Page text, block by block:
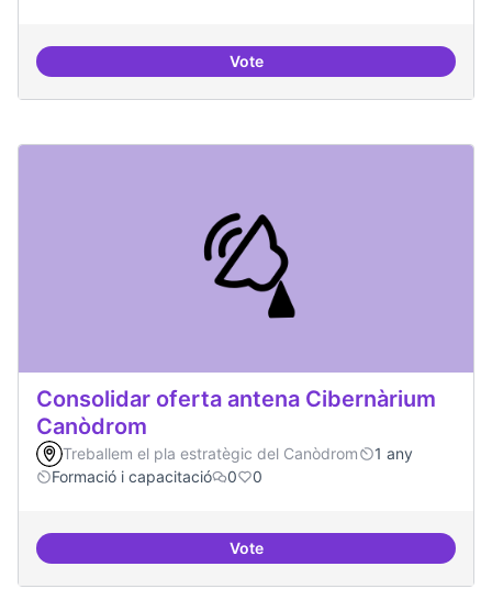
VoteHabitar la plaça
Consolidar oferta antena Cibernàrium
Canòdrom
Treballem el pla estratègic del Canòdrom
1 any
Formació i capacitació
0 0
VoteConsolidar oferta antena